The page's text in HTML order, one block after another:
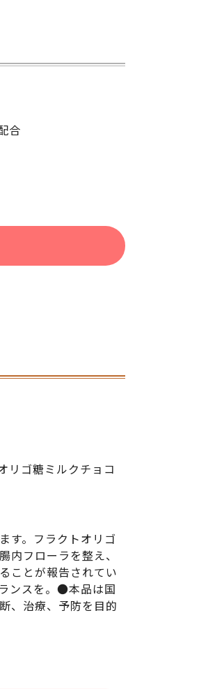
合
リゴ糖ミルクチョコ
す。フラクトオリゴ
内フローラを整え、
ことが報告されてい
ンスを。●本品は国
、治療、予防を目的